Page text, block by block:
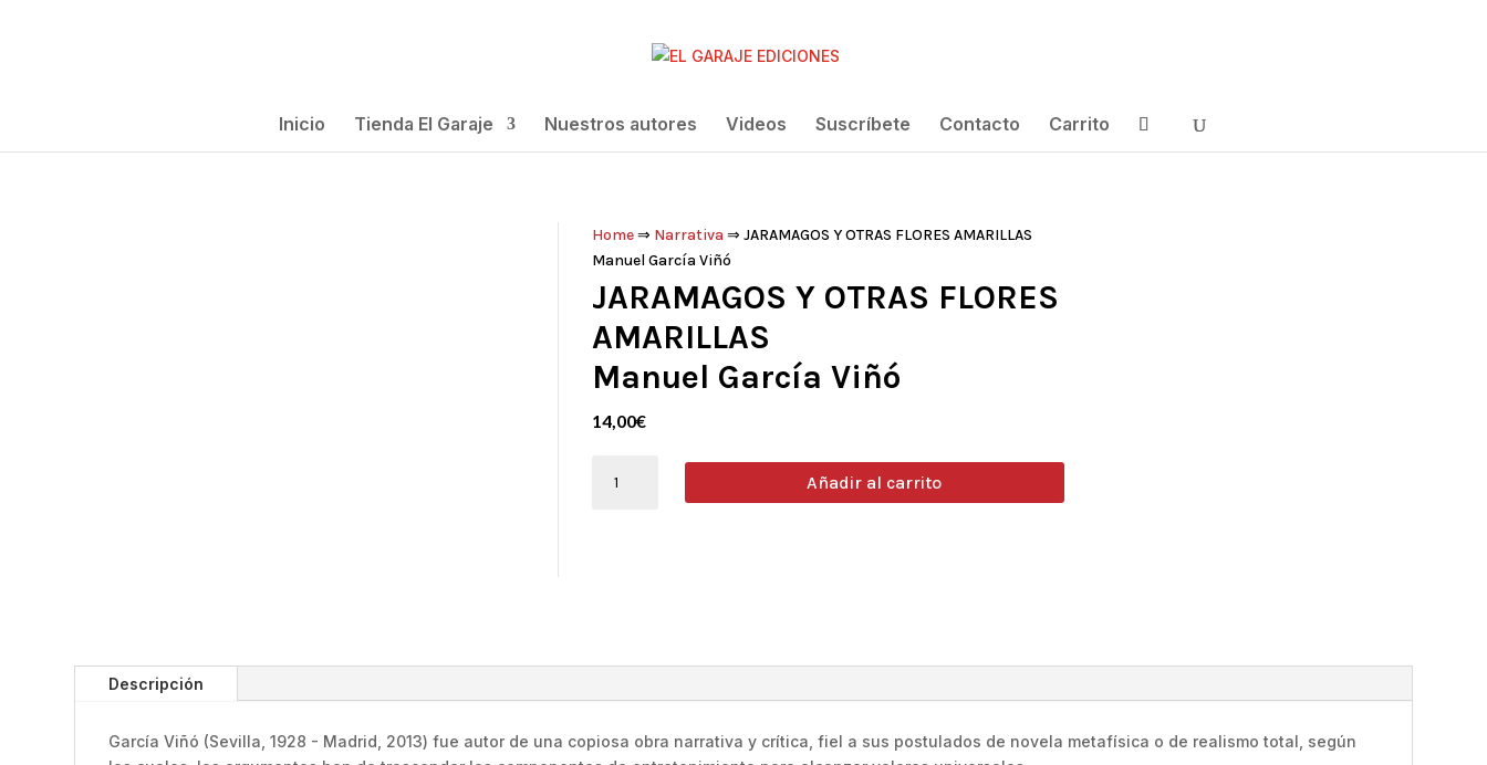
Inicio Tienda El Garaje Nuestros autores Videos Suscríbete Contacto Carrito
Home⇒ Narrativa ⇒ JARAMAGOS Y OTRAS FLORES AMARILLAS
Manuel García Viñó
JARAMAGOS Y OTRAS FLORES
AMARILLAS
Manuel García Viñó
14,00€
JARAMAGOS
cantidad
Añadir al carrito
Descripción
García Viñó (Sevilla, 1928 - Madrid, 2013) fue autor de una copiosa obra narrativa y crítica, fiel a sus postulados de novela metafísica o de realismo total, según